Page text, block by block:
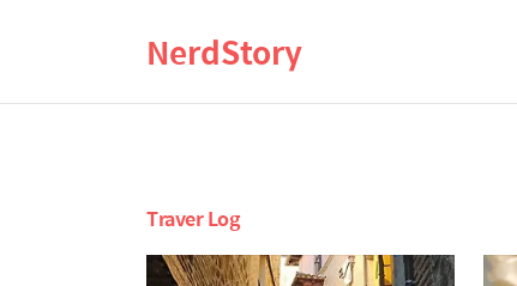
NerdStory
Traver Log